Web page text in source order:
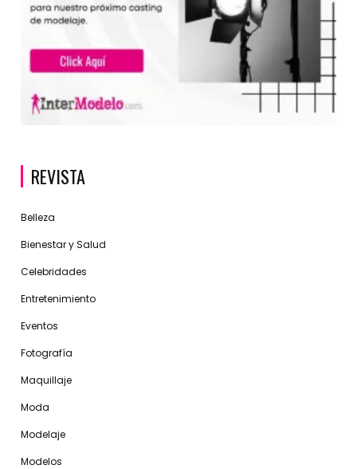
REVISTA
Belleza
Bienestar y Salud
Celebridades
Entretenimiento
Eventos
Fotografía
Maquillaje
Moda
Modelaje
Modelos